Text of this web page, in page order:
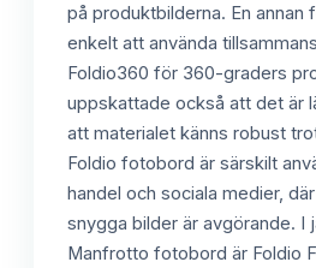
på produktbilderna. En annan
enkelt att använda
Foldio360 för 360-graders
uppskattade också att det är
att materialet känns robust
Foldio fotobord är särskilt
handel och sociala medier,
snygga bilder är avgörande. I
Manfrotto fotobord är Foldio